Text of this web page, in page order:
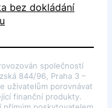
bez dokládání
společností
844/96, Praha 3 –
uživatelům porovnávat
finanční produkty.